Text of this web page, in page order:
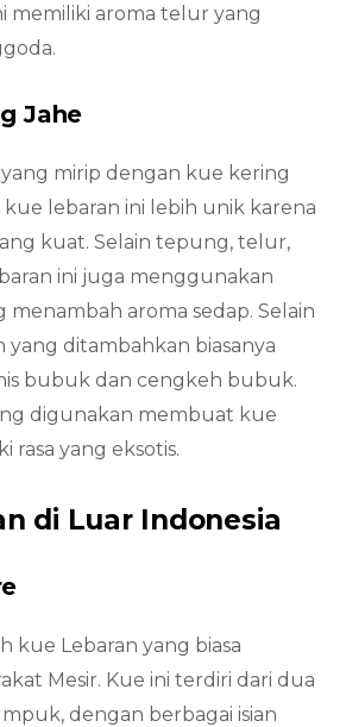
memiliki aroma telur yang
Jahe
mirip dengan kue kering
lebaran ini lebih unik karena
kuat. Selain tepung, telur,
ini juga menggunakan
aroma sedap. Selain
yang ditambahkan biasanya
bubuk dan cengkeh bubuk.
digunakan membuat kue
rasa yang eksotis.
di Luar Indonesia
kue Lebaran yang biasa
Mesir. Kue ini terdiri dari dua
dengan berbagai isian